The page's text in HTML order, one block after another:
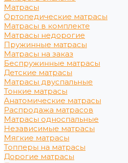
Матрасы
Ортопедические матрасы
Матрасы в комплекте
Матрасы недорогие
Пружинные матрасы
Матрасы на заказ
Беспружинные матрасы
Детские матрасы
Матрасы двуспальные
Тонкие матрасы
Анатомические матрасы
Распродажа матрасов
Матрасы односпальные
Независимые матрасы
Мягкие матрасы
Топперы на матрасы
Дорогие матрасы